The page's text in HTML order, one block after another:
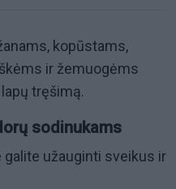
kopūstams,
ir žemuogėms
tręšimą.
sodinukams
užauginti sveikus ir